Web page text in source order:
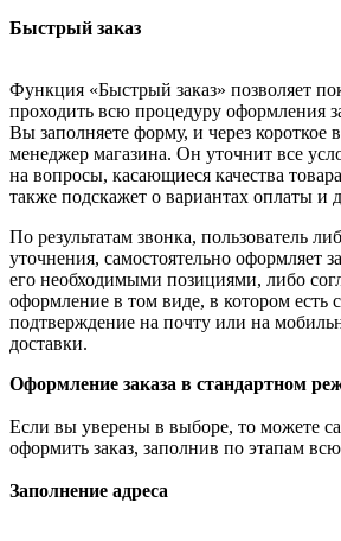
Быстрый заказ
Функция «Быстрый заказ» позволяет
проходить всю процедуру оформления
Вы заполняете форму, и через короткое
менеджер магазина. Он уточнит все
на вопросы, касающиеся качества
также подскажет о вариантах оплаты и
По результатам звонка, пользователь
уточнения, самостоятельно оформляет
его необходимыми позициями, либо
оформление в том виде, в котором есть
подтверждение на почту или на
доставки.
Оформление заказа в стандартном
Если вы уверены в выборе, то можете
оформить заказ, заполнив по этапам
Заполнение адреса